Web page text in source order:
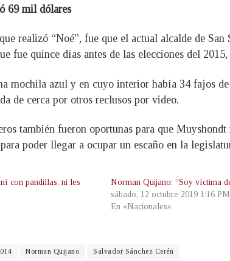
69 mil dólares
realizó “Noé”, fue que el actual alcalde de
fue quince días antes de las elecciones del
mochila azul y en cuyo interior había 34 fajos
de cerca por otros reclusos por video.
también fueron oportunas para que
poder llegar a ocupar un escaño en la
con pandillas, ni les
Norman Quijano: “Soy víctima
sábado, 12 octubre 2019 1:16 PM
En «Nacionales»
Norman Quijano Salvador Sánchez Cerén